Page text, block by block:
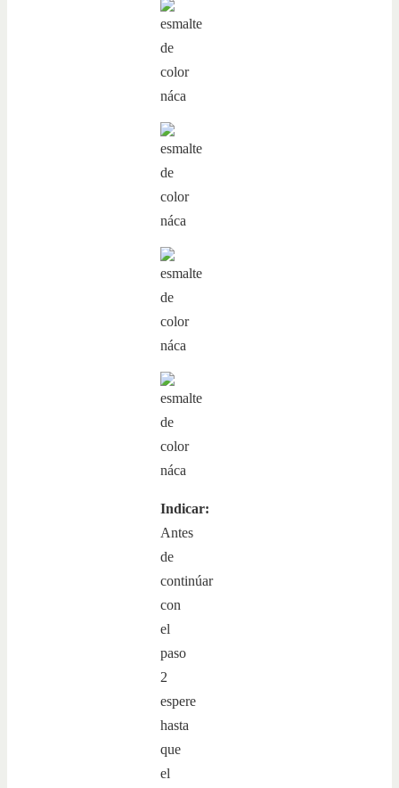
Indicar:
Antes
de
continúar
con
el
paso
2
espere
hasta
que
el